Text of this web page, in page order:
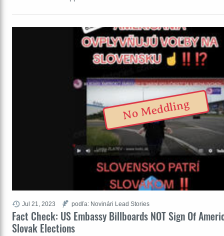
Fact Check: US Embassy Billboards NOT Sign Of
Slovak Elections
Jul 21, 2023 podľa: Novinári Lead Stories
No Meddling